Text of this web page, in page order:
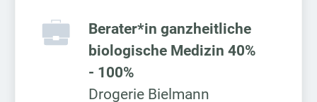
Berater*in ganzheitliche
biologische Medizin 40%
- 100%
Drogerie Bielmann